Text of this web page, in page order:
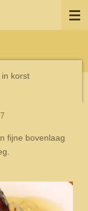
in korst
fijne bovenlaag